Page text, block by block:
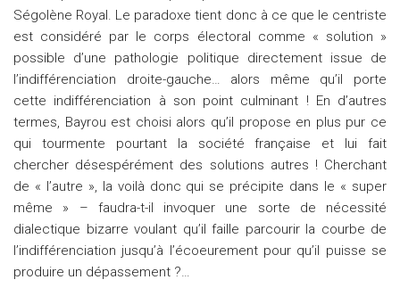
Ségolène Royal. Le paradoxe tient donc à ce que le centriste
est considéré par le corps électoral comme « solution »
possible d’une pathologie politique directement issue de
l’indifférenciation droite-gauche… alors même qu’il porte
cette indifférenciation à son point culminant ! En d’autres
termes, Bayrou est choisi alors qu’il propose en plus pur ce
qui tourmente pourtant la société française et lui fait
chercher désespérément des solutions autres ! Cherchant
de « l’autre », la voilà donc qui se précipite dans le « super
même » – faudra-t-il invoquer une sorte de nécessité
dialectique bizarre voulant qu’il faille parcourir la courbe de
l’indifférenciation jusqu’à l’écoeurement pour qu’il puisse se
produire un dépassement ?…